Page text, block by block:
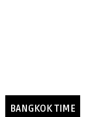
BANGKOK TIME